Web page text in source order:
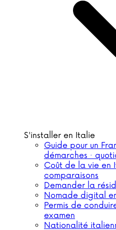
S'installer en Italie
Guide pour un
démarches ·
Coût de la vie en
comparaisons
Demander la
Nomade digital
Permis de
examen
Nationalité